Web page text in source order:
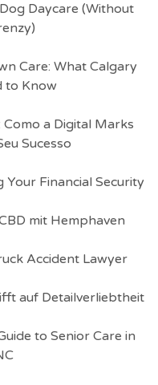
Daycare (Without
Care: What Calgary
to Know
a Digital Marks
Sucesso
Financial Security
mit Hemphaven
Accident Lawyer
auf Detailverliebtheit
to Senior Care in